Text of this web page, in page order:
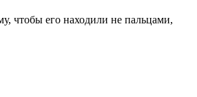
чтобы его находили не пальцами,